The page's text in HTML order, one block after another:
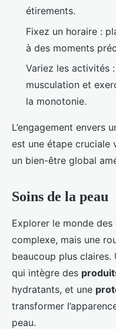
étirements.
Fixez un horaire :
à des moments
Variez les activités
musculation et
la monotonie.
L’engagement envers
est une étape cruciale
un bien-être global
Soins de la peau
Explorer le monde des
complexe, mais une
beaucoup plus
qui intègre des
hydratants, et une
transformer
peau.